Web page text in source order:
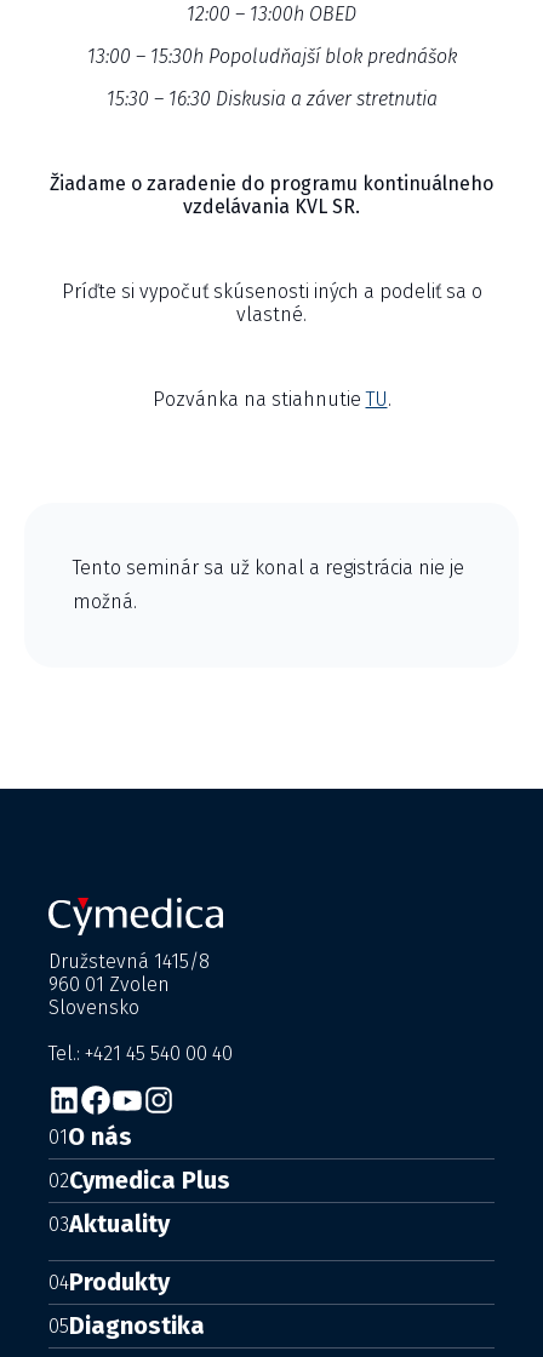
12:00 – 13:00h OBED
13:00 – 15:30h Popoludňajší blok prednášok
15:30 – 16:30 Diskusia a záver stretnutia
Žiadame o zaradenie do programu kontinuálneho
vzdelávania KVL SR.
Príďte si vypočuť skúsenosti iných a podeliť sa o
vlastné.
Pozvánka na stiahnutieTU.
Tento seminár sa už konal a registrácia nie je
možná.
Družstevná 1415/8
960 01 Zvolen
Slovensko
Tel.: +421 45 540 00 40
01O nás
02Cymedica Plus
03Aktuality
04Produkty
05Diagnostika